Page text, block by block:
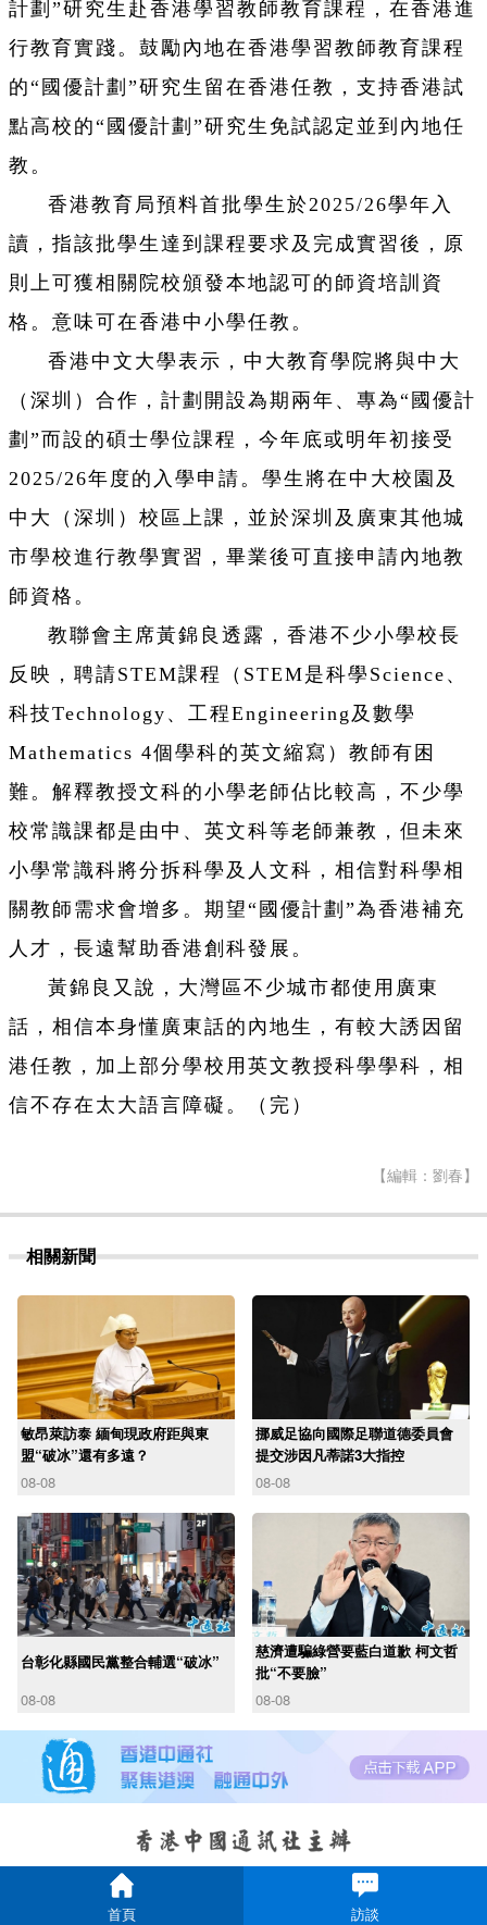
計劃”研究生赴香港學習教師教育課程，在香港進
行教育實踐。鼓勵內地在香港學習教師教育課程
的“國優計劃”研究生留在香港任教，支持香港試
點高校的“國優計劃”研究生免試認定並到內地任
教。
香港教育局預料首批學生於2025/26學年入
讀，指該批學生達到課程要求及完成實習後，原
則上可獲相關院校頒發本地認可的師資培訓資
格。意味可在香港中小學任教。
香港中文大學表示，中大教育學院將與中大
（深圳）合作，計劃開設為期兩年、專為“國優計
劃”而設的碩士學位課程，今年底或明年初接受
2025/26年度的入學申請。學生將在中大校園及
中大（深圳）校區上課，並於深圳及廣東其他城
市學校進行教學實習，畢業後可直接申請內地教
師資格。
教聯會主席黃錦良透露，香港不少小學校長
反映，聘請STEM課程（STEM是科學Science、
科技Technology、工程Engineering及數學
Mathematics 4個學科的英文縮寫）教師有困
難。解釋教授文科的小學老師佔比較高，不少學
校常識課都是由中、英文科等老師兼教，但未來
小學常識科將分拆科學及人文科，相信對科學相
關教師需求會增多。期望“國優計劃”為香港補充
人才，長遠幫助香港創科發展。
黃錦良又說，大灣區不少城市都使用廣東
話，相信本身懂廣東話的內地生，有較大誘因留
港任教，加上部分學校用英文教授科學學科，相
信不存在太大語言障礙。（完）
【編輯：劉春】
相關新聞
敏昂萊訪泰 緬甸現政府距與東
盟“破冰”還有多遠？
08-08
挪威足協向國際足聯道德委員會
提交涉因凡蒂諾3大指控
08-08
台彰化縣國民黨整合輔選“破冰”
08-08
慈濟遭騙綠營要藍白道歉 柯文哲
批“不要臉”
08-08
首頁 訪談